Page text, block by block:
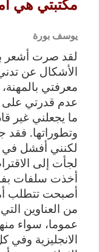
مكتبتي هي
يوسف بورة
لقد صرت أشعر
الأشكال عن
معرفتي
عدم قدرتي على
ما يجعلني غير
وتطوراتها.
لكنني أفشل
لجأت إلى
أخذت سلفات
أصبحت تتطلب
من العناوين التي
عموما، سواء
الانجليزية وفي